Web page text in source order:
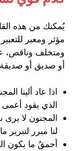
يُمكنك من هذه
مؤثر ومعبر
ومتخلف وناقص،
أو صديق أو صديقة
اذا عاد ألينا
الذي يقود أعمى
المجنون لا
لنا مبرر لتبرير
أحمقُ ما يكون